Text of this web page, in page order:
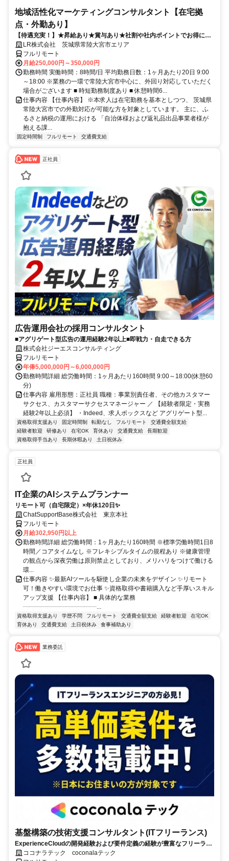
地域活性化マーケティングコンサルタント【在宅拠
点・外勤あり】
【待遇充実！】★昇給あり★賞与あり★社割や社内ポイントでお得に買
い物も！
LR株式会社 茨城県常陸大宮市エリア
フルリモート
月給250,000円～350,000円
勤務時間 実働時間：8時間/日 平均勤務日数：1ヶ月あたり20日 9:00
～18:00 ※業務の一環で常陸大宮市中心に、外回り対応していただく
場合がございます ■ 時短勤務制度あり ■ 休憩時間6...
仕事内容 【仕事内容】 ※本求人は在宅勤務を基本としつつ、 茨城県
常陸大宮市での外勤対応が可能な方を対象としています。 主に、ふ
るさと納税の運用における 「自治体様および返礼品出品事業者様が
抱える課...
固定時間制 フルリモート 交通費支給
正社員
広告運用会社の採用コンサルタント
■アグリゲート型広告の運用経験2年以上■即戦力・自走できる方
株式会社ジーエスコンサルティング
フルリモート
年俸5,000,000円～6,000,000円
勤務時間詳細 総労働時間：1ヶ月あたり160時間 9:00～18:00(休憩60
分)
仕事内容 雇用形態：正社員 職種：事業別責任者、その他カスタマー
サクセス、カスタマーサクセスマネージャー ／ 【経験者限定・実務
経験2年以上必須】 ・Indeed、求人ボックスなど アグリゲート型...
資格取得支援あり 固定時間制 転勤なし フルリモート
交通費全額支給
経験者歓迎
研修あり 在宅OK 育休あり 交通費支給
長期歓迎
資格取得手当あり
長期休暇あり 土日祝休み
正社員
IT企業のAIシステムプランナー
リモート可（自宅限定）×年休120日✨
ChatSupportBase株式会社 東京本社
フルリモート
月給302,950円以上
勤務時間詳細 総労働時間：1ヶ月あたり160時間 ※標準労働時間1日8
時間／コアタイムなし ※フレキシブルタイムの規程あり ※健康管理
の観点から深夜労働は原則禁止としており、メリハリをつけて働ける
環...
仕事内容 ✨最新AIツールを駆使し企業の未来をデザイン ✨リモート
可！働きやすい環境でお仕事 ✨資格取得や書籍購入など手厚いスキル
アップ支援 【仕事内容】 ■ 具体的な業務
┈┈┈┈┈┈┈┈┈┈┈┈...
資格取得支援あり 学歴不問 フルリモート 交通費全額支給 経験者歓迎
在宅OK
育休あり
交通費支給 土日祝休み 食事補助あり
業務委託
基盤構築の技術支援コンサルタント(ITフリーランス)
ExperienceCloudの開発経験および要件定義の経験が豊富なフリーラン
スコンサルタントを募集中！
ココナラテック coconalaテック